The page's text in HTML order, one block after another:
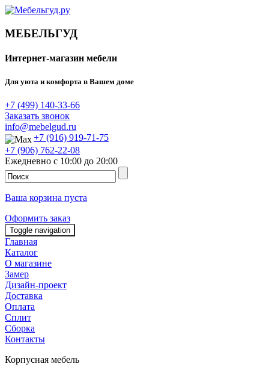
МЕБЕЛЬГУД
Интернет-магазин мебели
Для уюта и комфорта в Вашем доме
+7 (499) 140-33-66
Заказать звонок
info@mebelgud.ru
+7 (916) 919-71-75
+7 (906) 762-22-08
Ежедневно с 10:00 до 20:00
Ваша корзина пуста
Оформить заказ
Toggle navigation
Главная
Каталог
О магазине
Замер
Дизайн-проект
Доставка
Оплата
Сплит
Сборка
Контакты
Корпусная мебель